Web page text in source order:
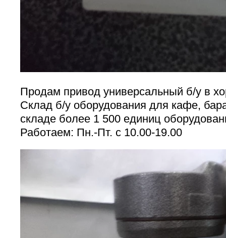
Продам привод универсальный б/у в
Склад б/у оборудования для кафе,
складе более 1 500 единиц
Работаем: Пн.-Пт. с 10.00-19.00